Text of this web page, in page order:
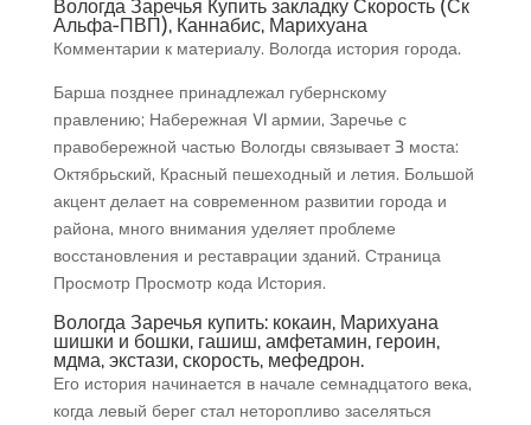
Вологда Заречья Купить закладку Скорость (Ск
Альфа-ПВП), Каннабис, Марихуана
Комментарии к материалу. Вологда история города.
Барша позднее принадлежал губернскому
правлению; Набережная VI армии, Заречье с
правобережной частью Вологды связывает 3 моста:
Октябрьский, Красный пешеходный и летия. Большой
акцент делает на современном развитии города и
района, много внимания уделяет проблеме
восстановления и реставрации зданий. Страница
Просмотр Просмотр кода История.
Вологда Заречья купить: кокаин, Марихуана
шишки и бошки, гашиш, амфетамин, героин,
мдма, экстази, скорость, мефедрон.
Его история начинается в начале семнадцатого века,
когда левый берег стал неторопливо заселяться